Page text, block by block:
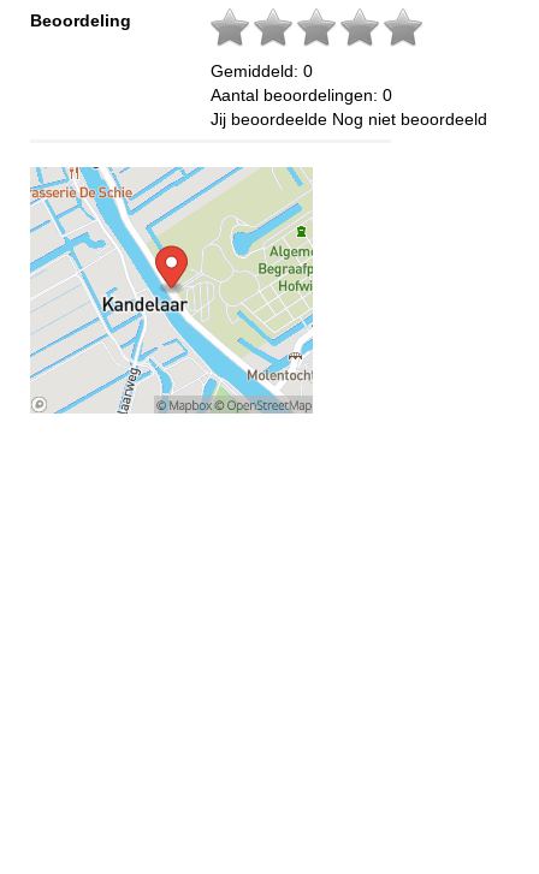
Beoordeling
Gemiddeld: 0
Aantal beoordelingen: 0
Jij beoordeelde Nog niet beoordeeld